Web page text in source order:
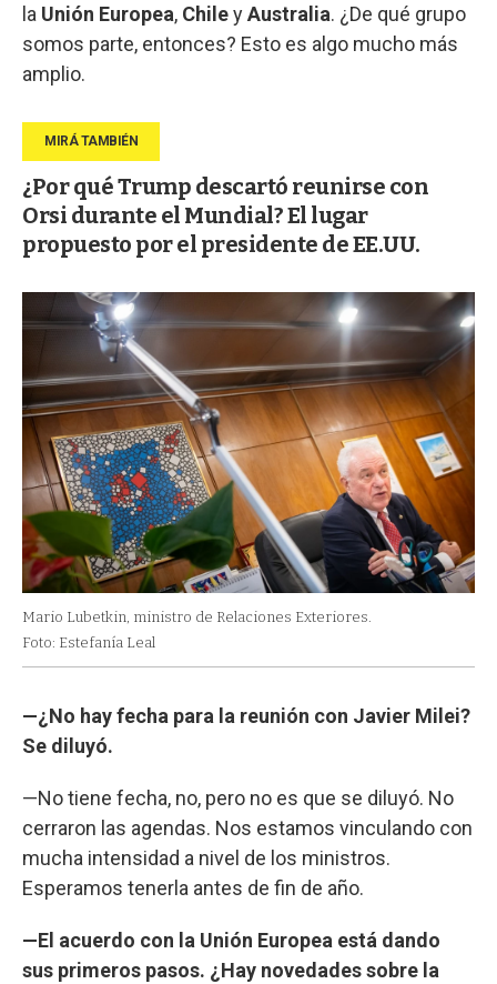
la Unión Europea, ChileyAustralia. ¿De qué grupo
somos parte, entonces? Esto es algo mucho más
amplio.
¿Por qué Trump descartó reunirse con
Orsi durante el Mundial? El lugar
propuesto por el presidente de EE.UU.
Mario Lubetkin, ministro de Relaciones Exteriores.
Foto: Estefanía Leal
—¿No hay fecha para la reunión con Javier Milei?
Se diluyó.
—No tiene fecha, no, pero no es que se diluyó. No
cerraron las agendas. Nos estamos vinculando con
mucha intensidad a nivel de los ministros.
Esperamos tenerla antes de fin de año.
—El acuerdo con la Unión Europea está dando
sus primeros pasos. ¿Hay novedades sobre la